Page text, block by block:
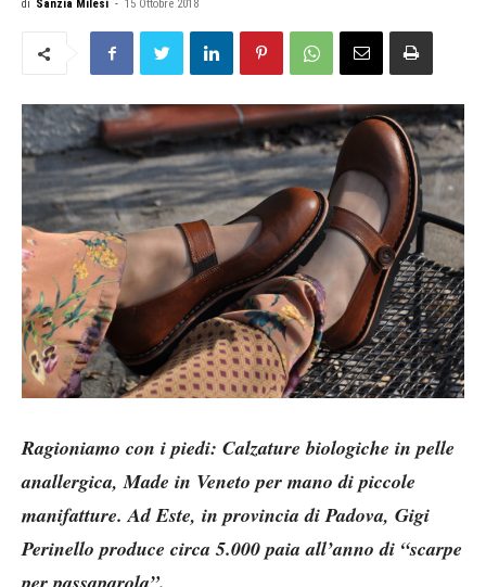
di Sanzia Milesi - 15 Ottobre 2018
Ragioniamo con i piedi: Calzature biologiche in pelle
anallergica, Made in Veneto per mano di piccole
manifatture. Ad Este, in provincia di Padova, Gigi
Perinello produce circa 5.000 paia all’anno di “scarpe